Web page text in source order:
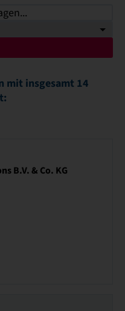
mit insgesamt 14
B.V. & Co. KG